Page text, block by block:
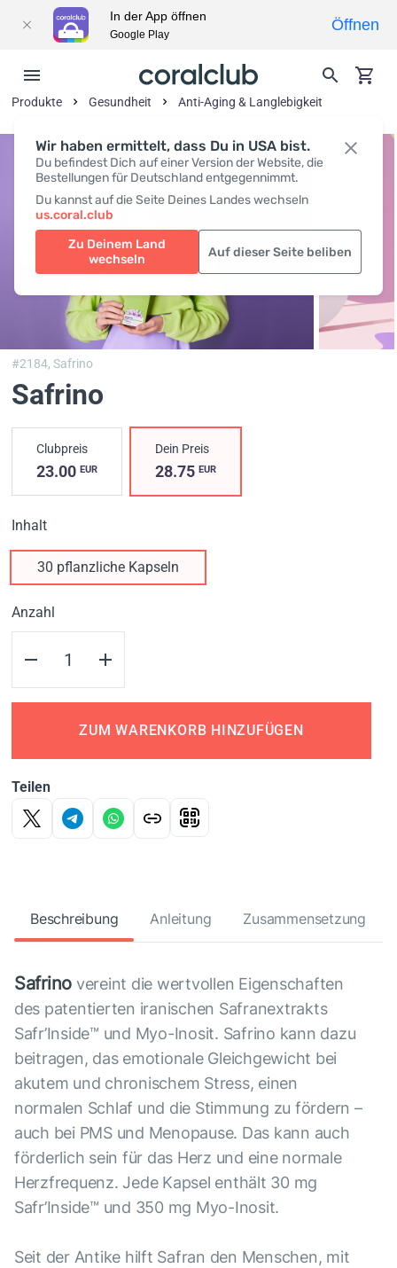
Wir haben ermittelt, dass Du in USA bist.
Du befindest Dich auf einer Version der Website, die
Bestellungen für Deutschland entgegennimmt.
Du kannst auf die Seite Deines Landes wechseln
us.coral.club
Zu Deinem Land
wechseln
Auf dieser Seite beliben
Produkte Gesundheit Anti-Aging & Langlebigkeit
#2184,Safrino
Safrino
Clubpreis
23.00 EUR
Dein Preis
28.75EUR
Inhalt
30 pflanzliche Kapseln
Anzahl
ZUM WARENKORB HINZUFÜGEN
Teilen
Beschreibung Anleitung Zusammensetzung
Safrino vereint die wertvollen Eigenschaften
des patentierten iranischen Safranextrakts
Safr’Inside™ und Myo-Inosit. Safrino kann dazu
beitragen, das emotionale Gleichgewicht bei
akutem und chronischem Stress, einen
normalen Schlaf und die Stimmung zu fördern –
auch bei PMS und Menopause. Das kann auch
förderlich sein für das Herz und eine normale
Herzfrequenz. Jede Kapsel enthält 30 mg
Safr’Inside™ und 350 mg Myo-Inosit.
Seit der Antike hilft Safran den Menschen, mit
In der App öffnen
Google Play
Öffnen